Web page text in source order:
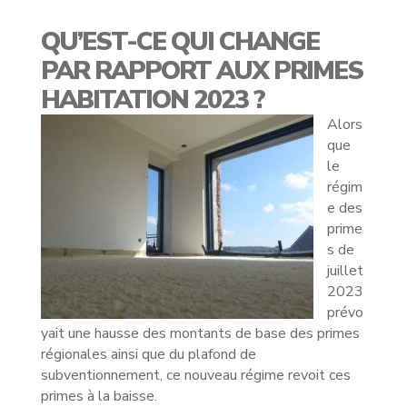
QU’EST-CE QUI CHANGE
PAR RAPPORT AUX PRIMES
HABITATION 2023 ?
Alors
que
le
régim
e des
prime
s de
juillet
2023
prévo
yait une hausse des montants de base des primes
régionales ainsi que du plafond de
subventionnement, ce nouveau régime revoit ces
primes à la baisse.